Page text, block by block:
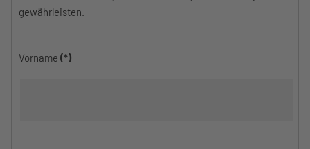
gewährleisten.
Vorname (*)